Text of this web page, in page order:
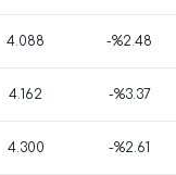
4.088 -%2.48
4.162 -%3.37
4.300 -%2.61